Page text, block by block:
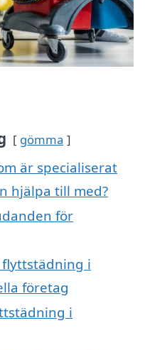
gömma
är specialiserat
hjälpa till med?
för
i
företag
i